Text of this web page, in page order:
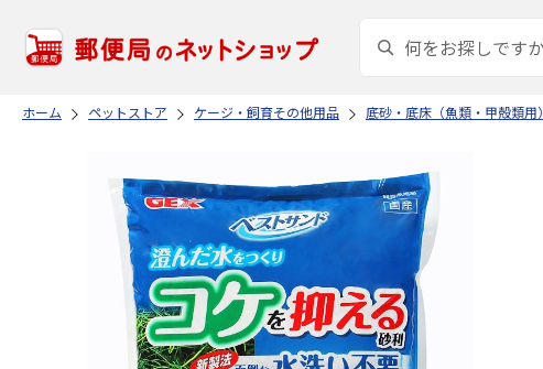
ホーム ペットストア ケージ・飼育その他用品 底砂・底床（魚類・甲殻類用）